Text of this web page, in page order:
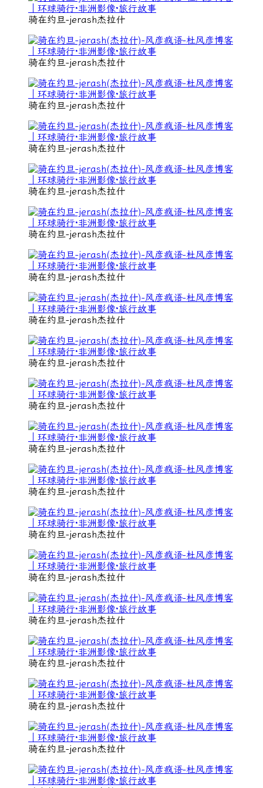
骑在约旦-jerash杰拉什
骑在约旦-jerash杰拉什
骑在约旦-jerash杰拉什
骑在约旦-jerash杰拉什
骑在约旦-jerash杰拉什
骑在约旦-jerash杰拉什
骑在约旦-jerash杰拉什
骑在约旦-jerash杰拉什
骑在约旦-jerash杰拉什
骑在约旦-jerash杰拉什
骑在约旦-jerash杰拉什
骑在约旦-jerash杰拉什
骑在约旦-jerash杰拉什
骑在约旦-jerash杰拉什
骑在约旦-jerash杰拉什
骑在约旦-jerash杰拉什
骑在约旦-jerash杰拉什
骑在约旦-jerash杰拉什